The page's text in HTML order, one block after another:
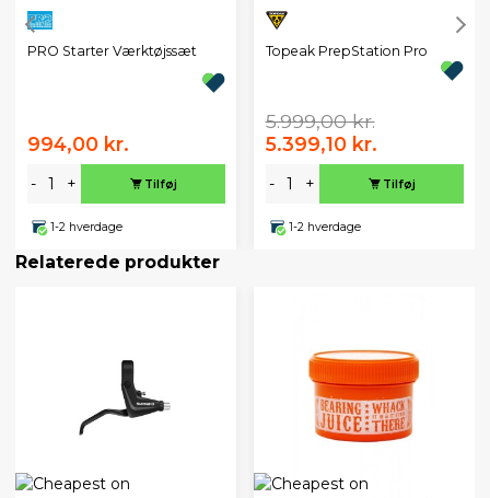
PRO Starter Værktøjssæt
994,00 kr.
- + Tilføj
1-2 hverdage
Topeak PrepStation Pro
5.999,00 kr.
5.399,10 kr.
- + Tilføj
1-2 hverdage
Relaterede produkter